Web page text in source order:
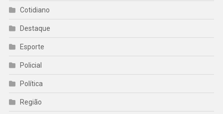
Cotidiano
Destaque
Esporte
Policial
Política
Região